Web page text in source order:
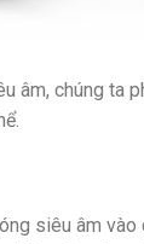
âm, chúng ta
siêu âm vào